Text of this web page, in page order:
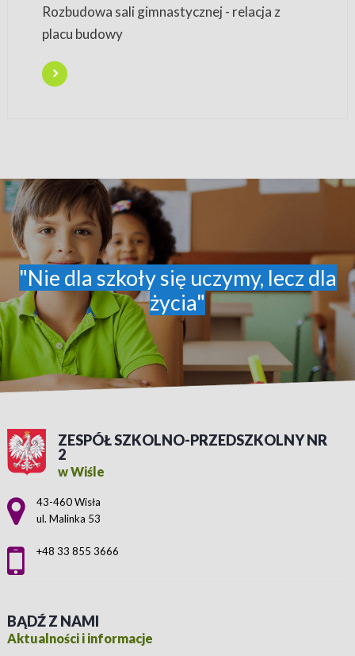
Rozbudowa sali gimnastycznej - relacja z
placu budowy
"Nie dla szkoły się uczymy, lecz dla
życia"
ZESPÓŁ SZKOLNO-PRZEDSZKOLNY NR
2
w Wiśle
Adres pocztowy:
43-460 Wisła
ul. Malinka 53
+48 33 855 3666
BĄDŹ Z NAMI
Aktualności i informacje